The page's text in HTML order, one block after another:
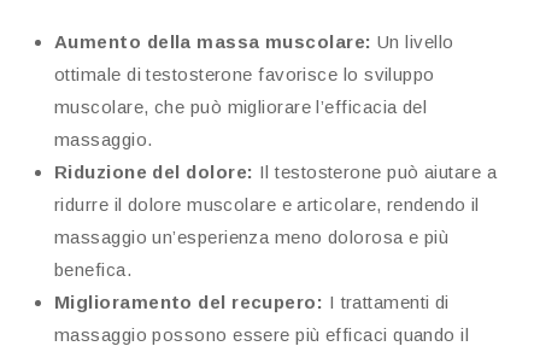
Aumento della massa muscolare: Un livello
ottimale di testosterone favorisce lo sviluppo
muscolare, che può migliorare l’efficacia del
massaggio.
Riduzione del dolore: Il testosterone può aiutare a
ridurre il dolore muscolare e articolare, rendendo il
massaggio un’esperienza meno dolorosa e più
benefica.
Miglioramento del recupero: I trattamenti di
massaggio possono essere più efficaci quando il